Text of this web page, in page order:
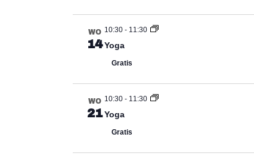
WO
14
10:30- 11:30
Yoga
Gratis
WO
21
10:30- 11:30
Yoga
Gratis